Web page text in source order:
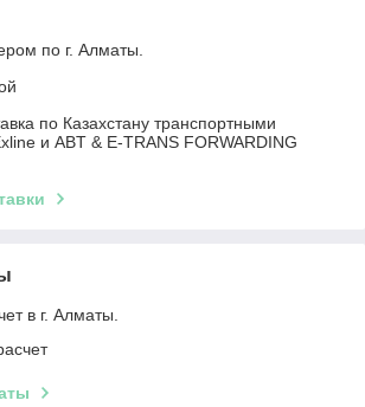
по г. Алматы.
по Казахстану транспортными
и ABT & E-TRANS FORWARDING
в г. Алматы.